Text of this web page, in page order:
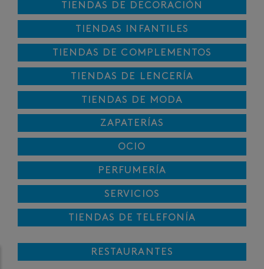
TIENDAS DE DECORACIÓN
TIENDAS INFANTILES
TIENDAS DE COMPLEMENTOS
TIENDAS DE LENCERÍA
TIENDAS DE MODA
ZAPATERÍAS
OCIO
PERFUMERÍA
SERVICIOS
TIENDAS DE TELEFONÍA
RESTAURANTES